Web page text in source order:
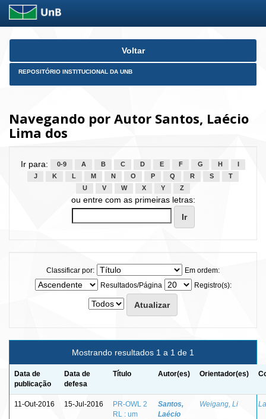
Skip
Voltar
REPOSITÓRIO INSTITUCIONAL DA UNB
Navegando por Autor Santos, Laécio
Lima dos
Ir para: 0-9 A B C D E F G H
J
K L M N O P Q R S
T
U
V W X Y Z
ou entre com as primeiras letras:
Classificar por:
Em ordem:
Resultados/Página
Registro(s):
Mostrando resultados 1 a 1 de 1
Data de
publicação
Data de
defesa
Título Autor(es) Orientador(es)
11-Out-2016 15-Jul-2016
PR-OWL 2
RL : um
Santos,
Laécio
Weigang, Li